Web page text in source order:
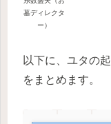
墓ディレクタ
ー）
以下に、ユタの
をまとめます。